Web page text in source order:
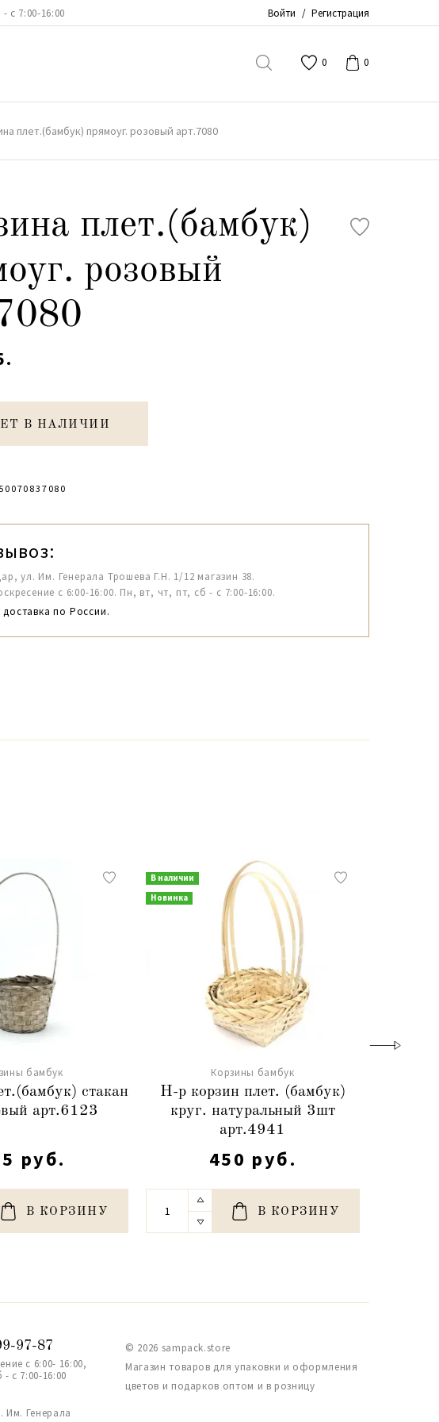
с 7:00-16:00 Войти / Регистрация
0 0
плет.(бамбук) прямоуг. розовый арт.7080
плет.(бамбук)
розовый
В НАЛИЧИИ
ул. Им. Генерала Трошева Г.Н. 1/12 магазин 38.
с 6:00-16:00. Пн, вт, чт, пт, сб - с 7:00-16:00.
по России.
бамбук
стакан
арт.6123
руб.
В КОРЗИНУ
В наличии
Новинка
Корзины бамбук
Н-р корзин плет. (бамбук)
круг. натуральный 3шт
арт.4941
450 руб.
В КОРЗИНУ
97-87
с 6:00- 16:00,
с 7:00-16:00
Им. Генерала
© 2026 sampack.store
Магазин товаров для упаковки и оформления
цветов и подарков оптом и в розницу